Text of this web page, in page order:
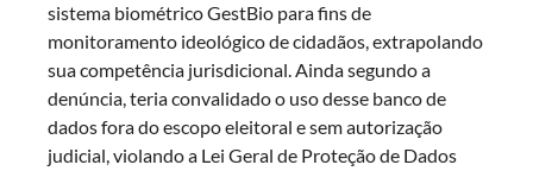
sistema biométrico GestBio para fins de
monitoramento ideológico de cidadãos, extrapolando
sua competência jurisdicional. Ainda segundo a
denúncia, teria convalidado o uso desse banco de
dados fora do escopo eleitoral e sem autorização
judicial, violando a Lei Geral de Proteção de Dados